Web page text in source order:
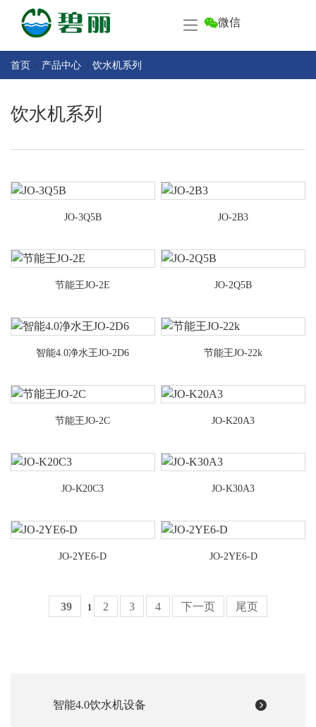
微信
首页 > 产品中心 > 饮水机系列
智能4.0饮水机设备
饮水机系列
JO-3Q5B JO-2B3
节能王JO-2E JO-2Q5B
智能4.0净水王JO-2D6 节能王JO-22k
节能王JO-2C JO-K20A3
JO-K20C3 JO-K30A3
JO-2YE6-D JO-2YE6-D
39 1 2 3 4 下一页 尾页
页
产
品
心
丽
中
丽
资